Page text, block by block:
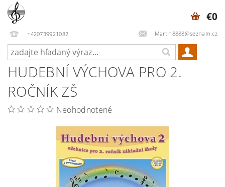
+420739921082 Martin8888@seznam.cz
€0
HUDEBNÍ VÝCHOVA PRO 2.
ROČNÍK ZŠ
Neohodnotené